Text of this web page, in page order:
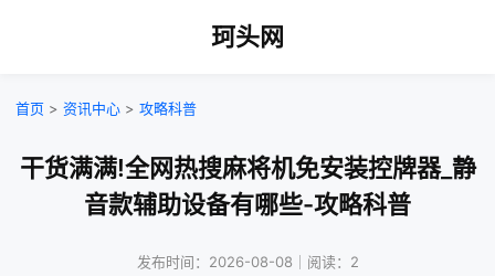
珂头网
首页 > 资讯中心 > 攻略科普
干货满满!全网热搜麻将机免安装控牌器_静
音款辅助设备有哪些-攻略科普
发布时间：2026-08-08｜阅读：2